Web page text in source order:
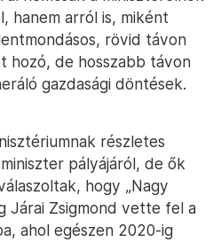
hanem arról is, miként
rövid távon
hozó, de hosszabb távon
gazdasági döntések.
részletes
pályájáról, de ők
hogy „Nagy
Járai Zsigmond vette fel a
ahol egészen 2020-ig